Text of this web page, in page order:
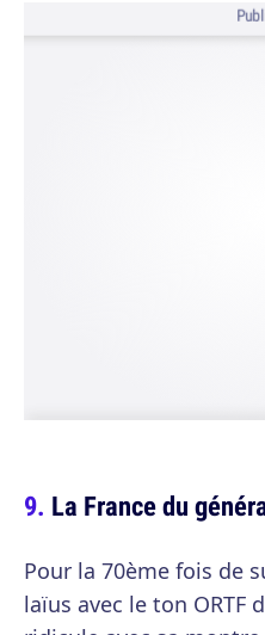
La France du
Pour la 70ème fois de
laïus avec le ton ORTF